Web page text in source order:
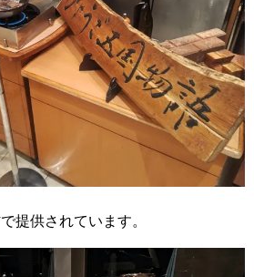
提供されています。